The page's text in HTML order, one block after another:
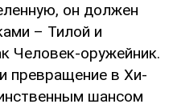
он должен
– Тилой и
Человек-оружейник.
превращение в Хи-
шансом